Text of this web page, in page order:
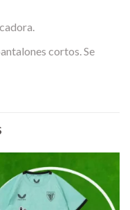
cortos. Se